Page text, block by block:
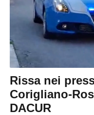
Rissa nei
Corigliano-
DACUR